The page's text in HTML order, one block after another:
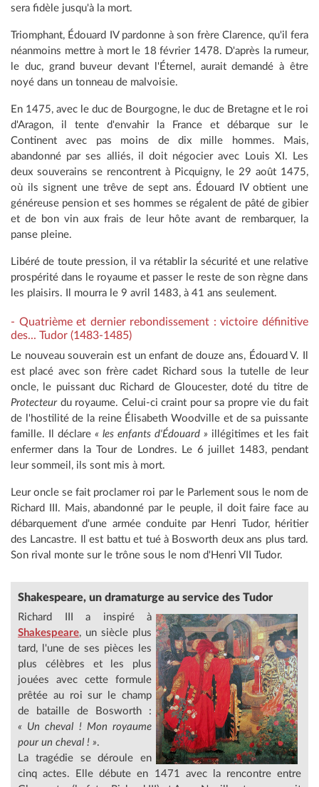
sera fidèle jusqu'à la mort.
Triomphant, Édouard IV pardonne à son frère Clarence, qu'il fera
néanmoins mettre à mort le 18 février 1478. D'après la rumeur,
le duc, grand buveur devant l'Éternel, aurait demandé à être
noyé dans un tonneau de malvoisie.
En 1475, avec le duc de Bourgogne, le duc de Bretagne et le roi
d'Aragon, il tente d'envahir la France et débarque sur le
Continent avec pas moins de dix mille hommes. Mais,
abandonné par ses alliés, il doit négocier avec Louis XI. Les
deux souverains se rencontrent à Picquigny, le 29 août 1475,
où ils signent une trêve de sept ans. Édouard IV obtient une
généreuse pension et ses hommes se régalent de pâté de gibier
et de bon vin aux frais de leur hôte avant de rembarquer, la
panse pleine.
Libéré de toute pression, il va rétablir la sécurité et une relative
prospérité dans le royaume et passer le reste de son règne dans
les plaisirs. Il mourra le 9 avril 1483, à 41 ans seulement.
- Quatrième et dernier rebondissement : victoire définitive
des... Tudor (1483-1485)
Le nouveau souverain est un enfant de douze ans, Édouard V. Il
est placé avec son frère cadet Richard sous la tutelle de leur
oncle, le puissant duc Richard de Gloucester, doté du titre de
Protecteurdu royaume. Celui-ci craint pour sa propre vie du fait
de l'hostilité de la reine Élisabeth Woodville et de sa puissante
famille. Il déclare « les enfants d'Édouard » illégitimes et les fait
enfermer dans la Tour de Londres. Le 6 juillet 1483, pendant
leur sommeil, ils sont mis à mort.
Leur oncle se fait proclamer roi par le Parlement sous le nom de
Richard III. Mais, abandonné par le peuple, il doit faire face au
débarquement d'une armée conduite par Henri Tudor, héritier
des Lancastre. Il est battu et tué à Bosworth deux ans plus tard.
Son rival monte sur le trône sous le nom d'Henri VII Tudor.
Shakespeare, un dramaturge au service des Tudor
Richard III a inspiré à
Shakespeare, un siècle plus
tard, l'une de ses pièces les
plus célèbres et les plus
jouées avec cette formule
prêtée au roi sur le champ
de bataille de Bosworth :
« Un cheval ! Mon royaume
pour un cheval ! ».
La tragédie se déroule en
cinq actes. Elle débute en 1471 avec la rencontre entre